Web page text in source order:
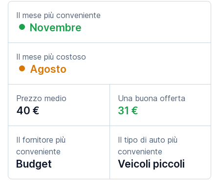
Il mese più conveniente
Novembre
Il mese più costoso
Agosto
Prezzo medio
40 €
Una buona offerta
31 €
Il fornitore più
conveniente
Budget
Il tipo di auto più
conveniente
Veicoli piccoli